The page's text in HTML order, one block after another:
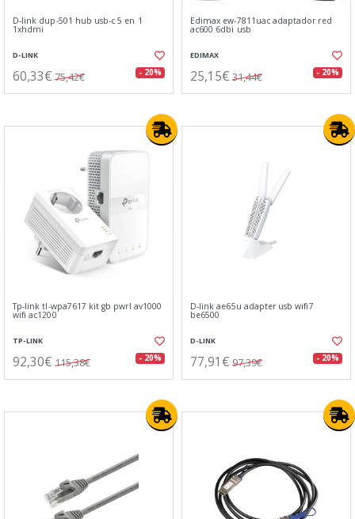
D-link dup-501 hub usb-c 5 en 1
1xhdmi
D-LINK
60,33€ 75,42€ - 20%
Edimax ew-7811uac adaptador red
ac600 6dbi usb
EDIMAX
25,15€ 31,44€ - 20%
Tp-link tl-wpa7617 kit gb pwrl av1000
wifi ac1200
TP-LINK
92,30€ 115,38€ - 20%
D-link ae65u adapter usb wifi7
be6500
D-LINK
77,91€ 97,39€ - 20%